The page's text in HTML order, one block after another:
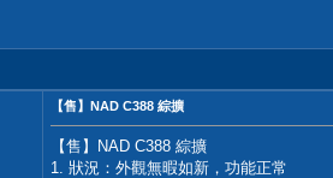
【售】NAD C388 綜擴
【售】NAD C388 綜擴
1. 狀況：外觀無暇如新，功能正常